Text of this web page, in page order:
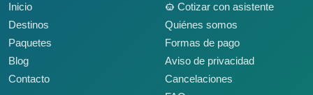
Inicio
Destinos
Paquetes
Blog
Contacto
Cotizar con asistente
Quiénes somos
Formas de pago
Aviso de privacidad
Cancelaciones